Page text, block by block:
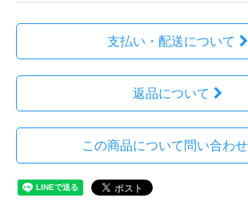
支払い・配送について
返品について
この商品について問い合わ